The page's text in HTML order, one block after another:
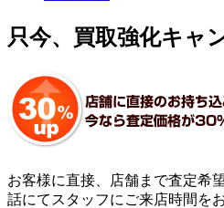
只今、買取強化キャ
お客様に直接、店舗まで査定希
話にてスタッフにご来店時間を